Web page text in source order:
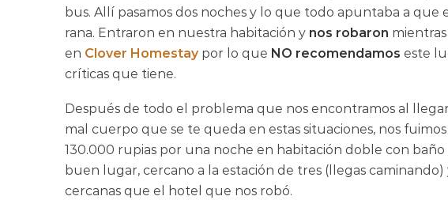
bus. Allí pasamos dos noches y lo que todo apuntaba a
rana. Entraron en nuestra habitación y nos robaron
en Clover Homestaypor lo que NO recomendamos este
críticas que tiene.
Después de todo el problema que nos encontramos al
mal cuerpo que se te queda en estas situaciones, nos
130.000 rupias por una noche en habitación doble con
buen lugar, cercano a la estación de tres (llegas
cercanas que el hotel que nos robó.